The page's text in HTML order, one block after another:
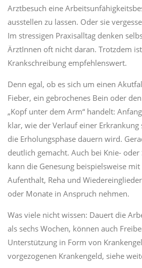
Arztbesuch eine
ausstellen zu lassen. Oder sie
Im stressigen Praxisalltag denken
ÄrztInnen oft nicht daran. Trotzdem
Krankschreibung empfehlenswert.
Denn egal, ob es sich um einen
Fieber, ein gebrochenes Bein oder
„Kopf unter dem Arm“ handelt:
klar, wie der Verlauf einer Erkrankung
die Erholungsphase dauern wird.
deutlich gemacht. Auch bei Knie-
kann die Genesung beispielsweise
Aufenthalt, Reha und
oder Monate in Anspruch nehmen.
Was viele nicht wissen: Dauert die
als sechs Wochen, können auch
Unterstützung in Form von
vorgezogenen Krankengeld, siehe